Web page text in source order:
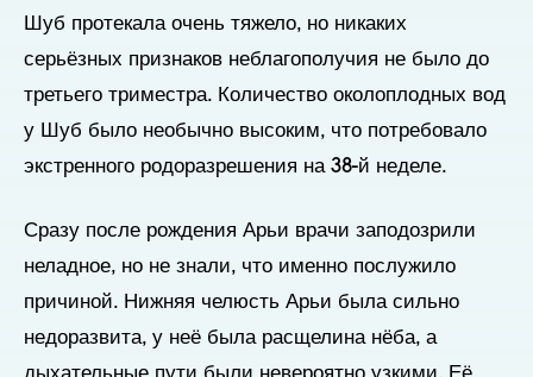
Шуб протекала очень тяжело, но никаких
серьёзных признаков неблагополучия не было до
третьего триместра. Количество околоплодных вод
у Шуб было необычно высоким, что потребовало
экстренного родоразрешения на 38-й неделе.
Сразу после рождения Арьи врачи заподозрили
неладное, но не знали, что именно послужило
причиной. Нижняя челюсть Арьи была сильно
недоразвита, у неё была расщелина нёба, а